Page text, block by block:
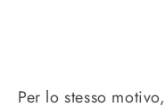
Per lo stesso